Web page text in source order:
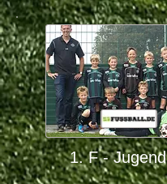
1. F - Jugend